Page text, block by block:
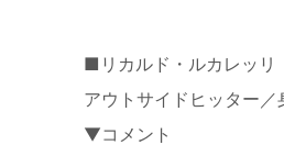
■リカルド・ルカレッリ
アウトサイドヒッター
▼コメント